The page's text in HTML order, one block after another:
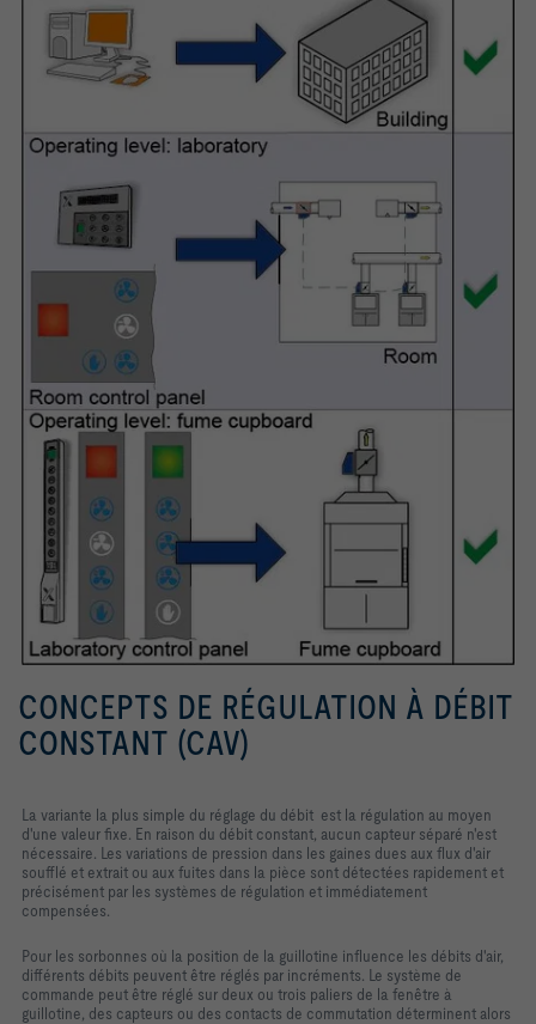
CONCEPTS DE RÉGULATION À DÉBIT
CONSTANT (CAV)
La variante la plus simple du réglage du débit est la régulation au moyen
d'une valeur fixe. En raison du débit constant, aucun capteur séparé n'est
nécessaire. Les variations de pression dans les gaines dues aux flux d'air
soufflé et extrait ou aux fuites dans la pièce sont détectées rapidement et
précisément par les systèmes de régulation et immédiatement
compensées.
Pour les sorbonnes où la position de la guillotine influence les débits d'air,
différents débits peuvent être réglés par incréments. Le système de
commande peut être réglé sur deux ou trois paliers de la fenêtre à
guillotine, des capteurs ou des contacts de commutation déterminent alors